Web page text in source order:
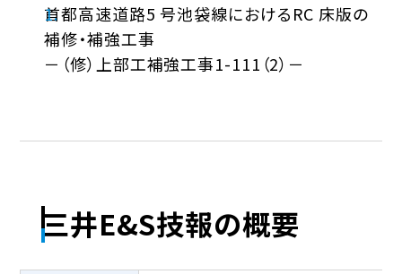
首都高速道路5 号池袋線におけるRC 床版の
補修・補強工事
－（修）上部工補強工事1-111（2）－
三井E&S技報の概要